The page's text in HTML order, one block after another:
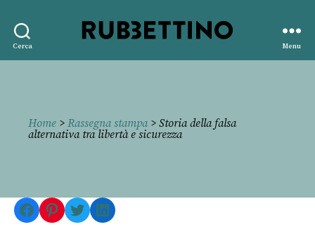
Cerca
editore
Menu
Home > Rassegna stampa> Storia della falsa
alternativa tra libertà e sicurezza
Facebook
Pinterest
TwitterLinkedIn